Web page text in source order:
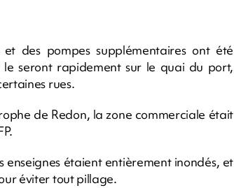
des pompes supplémentaires ont été
seront rapidement sur le quai du port,
rues.
de Redon, la zone commerciale était
enseignes étaient entièrement inondés, et
éviter tout pillage.